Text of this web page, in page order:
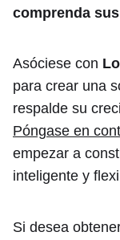
comprenda
Asóciese con
para crear una
respalde su
Póngase en
empezar a
inteligente y
Si desea